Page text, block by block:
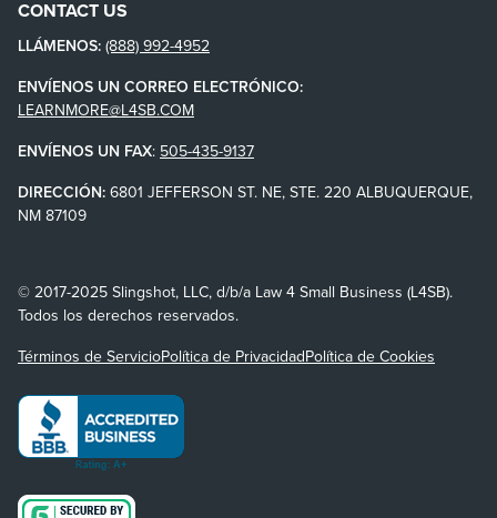
CONTACT US
LLÁMENOS: (888) 992-4952
ENVÍENOS UN CORREO ELECTRÓNICO:
LEARNMORE@L4SB.COM
ENVÍENOS UN FAX: 505-435-9137
DIRECCIÓN: 6801 JEFFERSON ST. NE, STE. 220 ALBUQUERQUE,
NM 87109
© 2017-2025 Slingshot, LLC, d/b/a Law 4 Small Business (L4SB).
Todos los derechos reservados.
Términos de ServicioPolítica de PrivacidadPolítica de Cookies